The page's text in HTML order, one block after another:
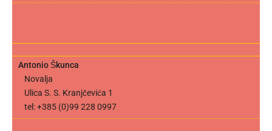
Antonio Škunca
Novalja
Ulica S. S. Kranjčevića 1
tel: +385 (0)99 228 0997